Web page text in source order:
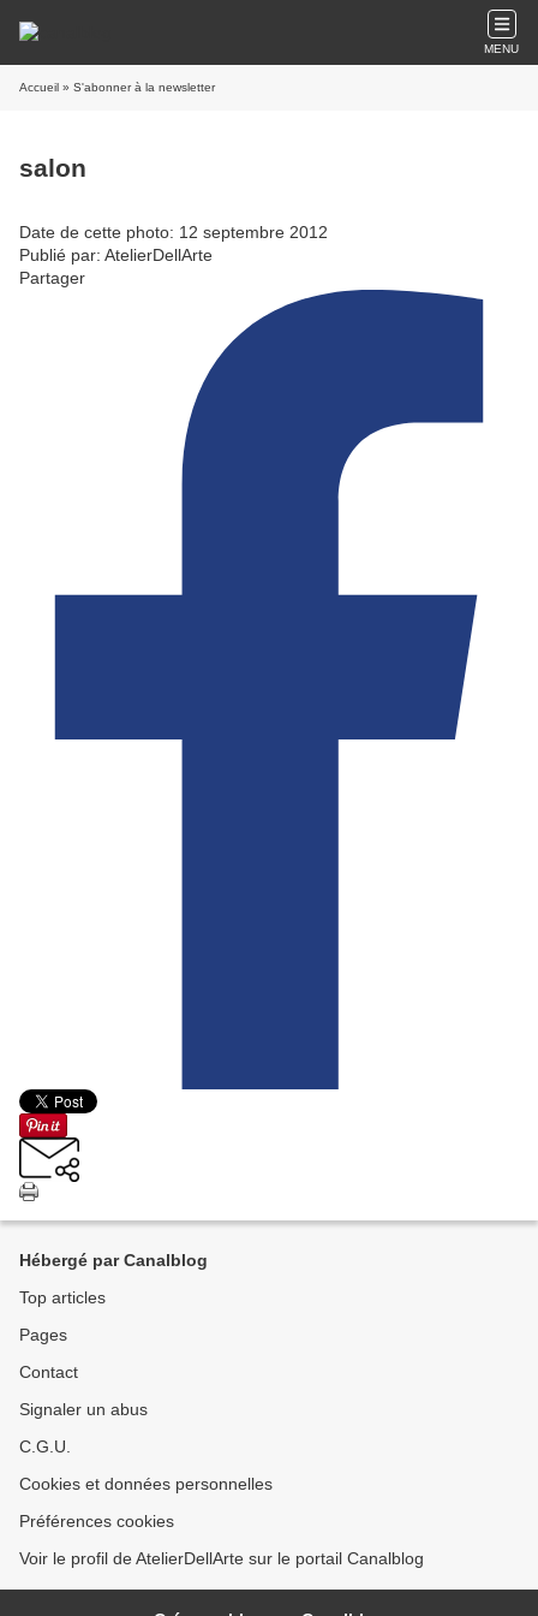
MENU
Accueil » S'abonner à la newsletter
salon
Date de cette photo: 12 septembre 2012
Publié par: AtelierDellArte
Partager
Hébergé par Canalblog
Top articles
Pages
Contact
Signaler un abus
C.G.U.
Cookies et données personnelles
Préférences cookies
Voir le profil de AtelierDellArte sur le portail Canalblog